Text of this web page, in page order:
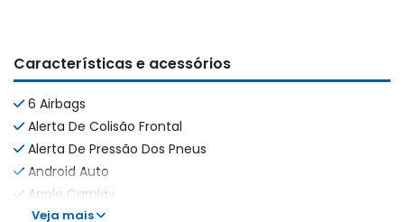
Características e acessórios
6 Airbags
Alerta De Colisão Frontal
Alerta De Pressão Dos Pneus
Android Auto
Apple Carplay
Veja mais